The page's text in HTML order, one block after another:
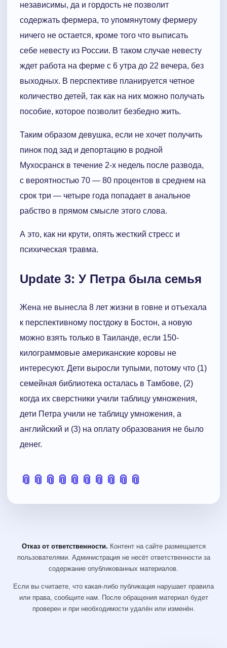
независимы, да и гордость не позволит
содержать фермера, то упомянутому фермеру
ничего не остается, кроме того что выписать
себе невесту из России. В таком случае невесту
ждет работа на ферме с 6 утра до 22 вечера, без
выходных. В перспективе планируется четное
количество детей, так как на них можно получать
пособие, которое позволит безбедно жить.
Таким образом девушка, если не хочет получить
пинок под зад и депортацию в родной
Мухосранск в течение 2-х недель после развода,
с вероятностью 70 — 80 процентов в среднем на
срок три — четыре года попадает в анальное
рабство в прямом смысле этого слова.
А это, как ни крути, опять жесткий стресс и
психическая травма.
Update 3: У Петра была семья
Жена не вынесла 8 лет жизни в говне и отъехала
к перспективному постдоку в Бостон, а новую
можно взять только в Таиланде, если 150-
килограммовые американские коровы не
интересуют. Дети выросли тупыми, потому что (1)
семейная библиотека осталась в Тамбове, (2)
когда их сверстники учили таблицу умножения,
дети Петра учили не таблицу умножения, а
английский и (3) на оплату образования не было
денег.
📎 📎 📎 📎 📎 📎 📎 📎 📎 📎
Отказ от ответственности. Контент на сайте размещается
пользователями. Администрация не несёт ответственности за
содержание опубликованных материалов.
Если вы считаете, что какая-либо публикация нарушает правила
или права, сообщите нам. После обращения материал будет
проверен и при необходимости удалён или изменён.